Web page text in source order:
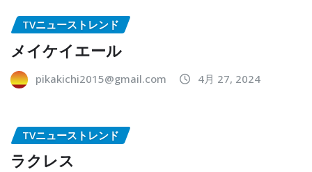
TVニューストレンド
メイケイエール
pikakichi2015@gmail.com 4月 27, 2024
TVニューストレンド
ラクレス